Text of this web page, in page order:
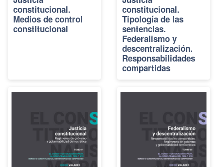
constitucional.
Medios de control
constitucional
constitucional.
Tipología de las
sentencias.
Federalismo y
descentralización.
Responsabilidades
compartidas